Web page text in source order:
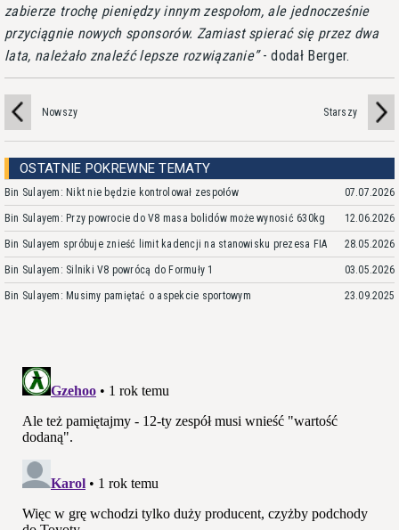
zabierze trochę pieniędzy innym zespołom, ale jednocześnie
przyciągnie nowych sponsorów. Zamiast spierać się przez dwa
lata, należało znaleźć lepsze rozwiązanie - dodał Berger.
Nowszy Starszy
OSTATNIE POKREWNE TEMATY
Bin Sulayem: Nikt nie będzie kontrolował zespołów 07.07.2026
Bin Sulayem: Przy powrocie do V8 masa bolidów może wynosić 630kg 12.06.2026
Bin Sulayem spróbuje znieść limit kadencji na stanowisku prezesa FIA 28.05.2026
Bin Sulayem: Silniki V8 powrócą do Formuły 1 03.05.2026
Bin Sulayem: Musimy pamiętać o aspekcie sportowym 23.09.2025